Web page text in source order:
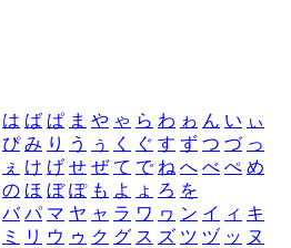
は ば ぱ ま や ゃ ら わ ゎ ん い ぃ
ぴ み り う ぅ く ぐ す ず つ づ っ
ぇ け げ せ ぜ て で ね へ べ ぺ め
の ほ ぼ ぽ も よ ょ ろ を
バ パ マ ヤ ャ ラ ワ ヮ ン イ ィ キ
ミ リ ウ ゥ ク グ ス ズ ツ ヅ ッ ヌ